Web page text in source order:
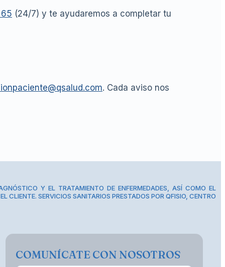
(24/7) y te ayudaremos a completar tu
. Cada aviso nos
Y EL TRATAMIENTO DE ENFERMEDADES, ASÍ COMO EL
CLIENTE. SERVICIOS SANITARIOS PRESTADOS POR QFISIO, CENTRO
COMUNÍCATE CON NOSOTROS